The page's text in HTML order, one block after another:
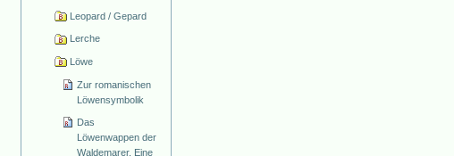
Leopard / Gepard
Lerche
Löwe
Zur romanischen
Löwensymbolik
Das
Löwenwappen der
Waldemarer. Eine